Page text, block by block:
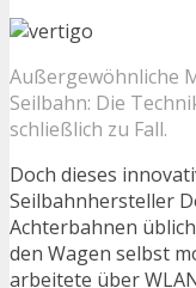
Außergewöhnliche
Seilbahn: Die
schließlich zu Fall.
Doch dieses
Seilbahnhersteller
Achterbahnen
den Wagen selbst
arbeitete über